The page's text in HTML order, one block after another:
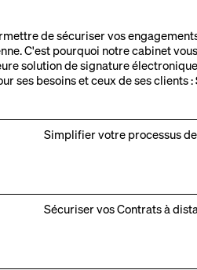
de sécuriser vos
C'est pourquoi notre cabinet
solution de signature
ses besoins et ceux de ses clients :
Simplifier votre processus
Sécuriser vos Contrats à